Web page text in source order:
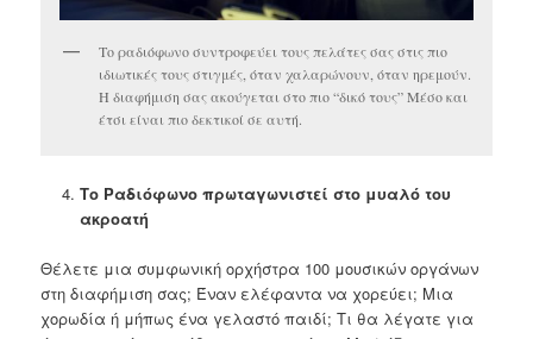
Το ραδιόφωνο συντροφεύει τους πελάτες σας στις πιο
ιδιωτικές τους στιγμές, όταν χαλαρώνουν, όταν ηρεμούν.
Η διαφήμιση σας ακούγεται στο πιο “δικό τους” Μέσο και
έτσι είναι πιο δεκτικοί σε αυτή.
Το Ραδιόφωνο πρωταγωνιστεί στο μυαλό του
ακροατή
Θέλετε μια συμφωνική ορχήστρα 100 μουσικών οργάνων
στη διαφήμιση σας; Έναν ελέφαντα να χορεύει; Μια
χορωδία ή μήπως ένα γελαστό παιδί; Τι θα λέγατε για